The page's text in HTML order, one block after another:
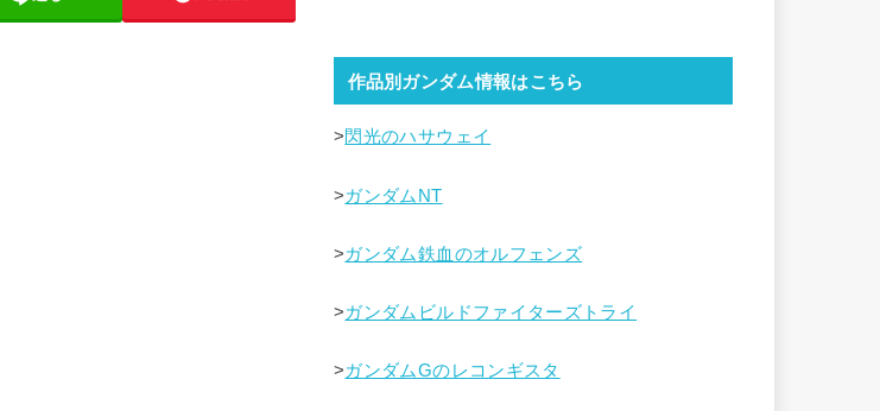
作品別ガンダム情報はこちら
>閃光のハサウェイ
>ガンダムNT
>ガンダム鉄血のオルフェンズ
>ガンダムビルドファイターズトライ
>ガンダムGのレコンギスタ